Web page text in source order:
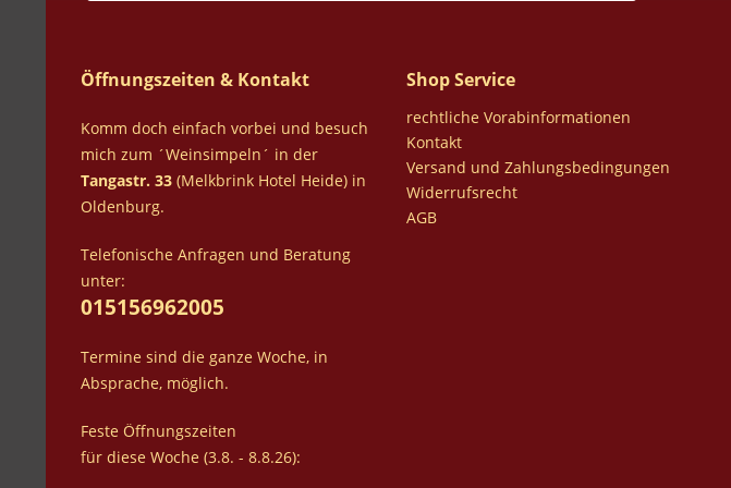
Öffnungszeiten & Kontakt
Komm doch einfach vorbei und besuch
mich zum ´Weinsimpeln´ in der
Tangastr. 33 (Melkbrink Hotel Heide) in
Oldenburg.
Telefonische Anfragen und Beratung
unter:
015156962005
Termine sind die ganze Woche, in
Absprache, möglich.
Feste Öffnungszeiten
für diese Woche (3.8. - 8.8.26):
Shop Service
rechtliche Vorabinformationen
Kontakt
Versand und Zahlungsbedingungen
Widerrufsrecht
AGB